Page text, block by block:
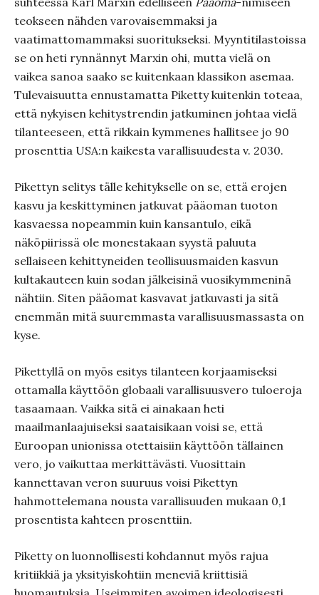
teokseen nähden varovaisemmaksi ja
vaatimattomammaksi suoritukseksi. Myyntitilastoissa
se on heti rynnännyt Marxin ohi, mutta vielä on
vaikea sanoa saako se kuitenkaan klassikon asemaa.
Tulevaisuutta ennustamatta Piketty kuitenkin toteaa,
että nykyisen kehitystrendin jatkuminen johtaa vielä
tilanteeseen, että rikkain kymmenes hallitsee jo 90
prosenttia USA:n kaikesta varallisuudesta v. 2030.
Pikettyn selitys tälle kehitykselle on se, että erojen
kasvu ja keskittyminen jatkuvat pääoman tuoton
kasvaessa nopeammin kuin kansantulo, eikä
näköpiirissä ole monestakaan syystä paluuta
sellaiseen kehittyneiden teollisuusmaiden kasvun
kultakauteen kuin sodan jälkeisinä vuosikymmeninä
nähtiin. Siten pääomat kasvavat jatkuvasti ja sitä
enemmän mitä suuremmasta varallisuusmassasta on
kyse.
Pikettyllä on myös esitys tilanteen korjaamiseksi
ottamalla käyttöön globaali varallisuusvero tuloeroja
tasaamaan. Vaikka sitä ei ainakaan heti
maailmanlaajuiseksi saataisikaan voisi se, että
Euroopan unionissa otettaisiin käyttöön tällainen
vero, jo vaikuttaa merkittävästi. Vuosittain
kannettavan veron suuruus voisi Pikettyn
hahmottelemana nousta varallisuuden mukaan 0,1
prosentista kahteen prosenttiin.
Piketty on luonnollisesti kohdannut myös rajua
kritiikkiä ja yksityiskohtiin meneviä kriittisiä